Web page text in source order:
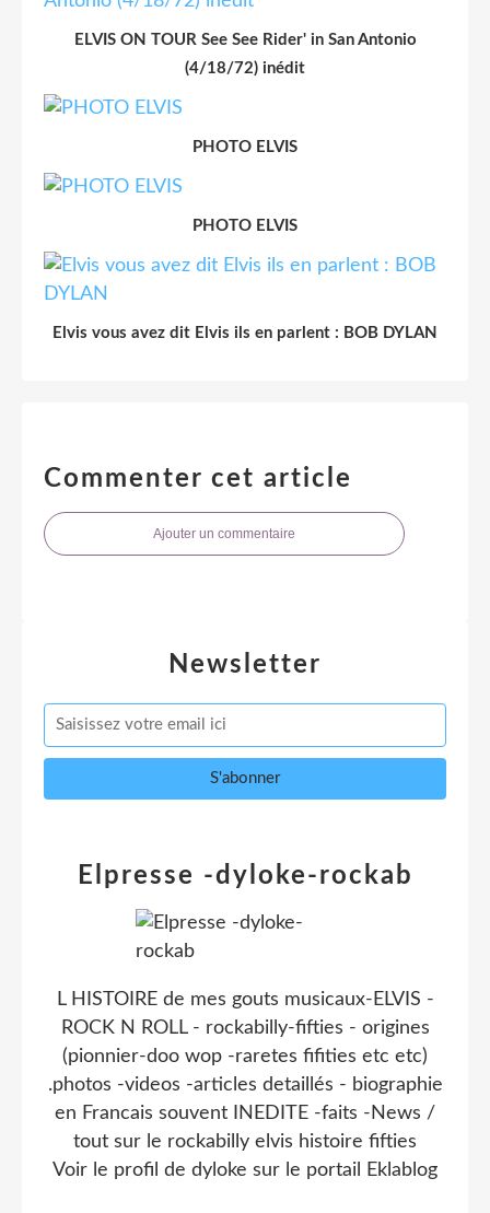
ELVIS ON TOUR See See Rider' in San Antonio
(4/18/72) inédit
PHOTO ELVIS
PHOTO ELVIS
Elvis vous avez dit Elvis ils en parlent : BOB DYLAN
Commenter cet article
Ajouter un commentaire
Newsletter
Elpresse -dyloke-rockab
L HISTOIRE de mes gouts musicaux-ELVIS -
ROCK N ROLL - rockabilly-fifties - origines
(pionnier-doo wop -raretes fifities etc etc)
.photos -videos -articles detaillés - biographie
en Francais souvent INEDITE -faits -News /
tout sur le rockabilly elvis histoire fifties
Voir le profil de dyloke sur le portail Eklablog